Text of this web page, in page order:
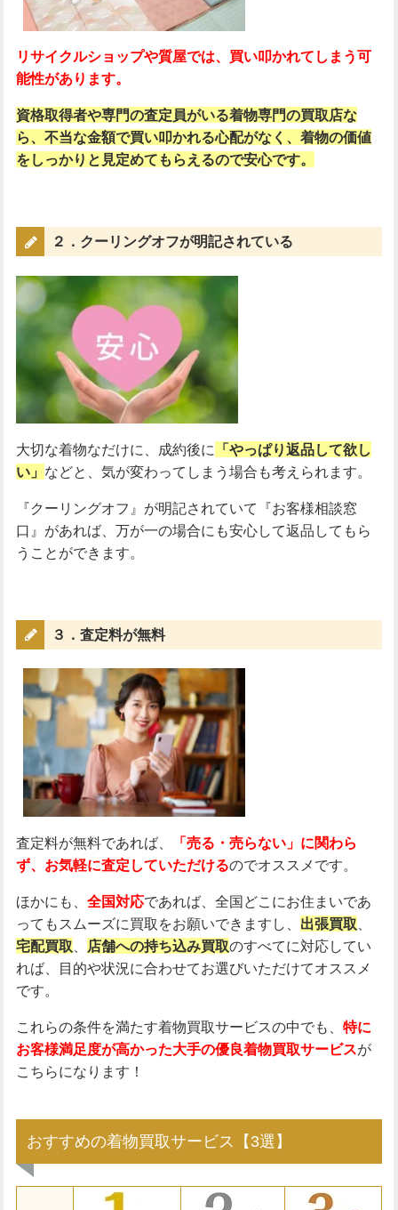
リサイクルショップや質屋では、買い叩かれてしまう可
能性があります。
資格取得者や専門の査定員がいる着物専門の買取店な
ら、不当な金額で買い叩かれる心配がなく、着物の価値
をしっかりと見定めてもらえるので安心です。
２．クーリングオフが明記されている
大切な着物なだけに、成約後に 「やっぱり返品して欲し
い」 などと、気が変わってしまう場合も考えられます。
『クーリングオフ』が明記されていて『お客様相談窓
口』があれば、万が一の場合にも安心して返品してもら
うことができます。
３．査定料が無料
査定料が無料であれば、
「売る・売らない」に関わら
ず、お気軽に査定していただけるのでオススメです。
ほかにも、 全国対応であれば、全国どこにお住まいであ
ってもスムーズに買取をお願いできますし、 出張買取
宅配買取
店舗への持ち込み買取のすべてに対応してい
れば、目的や状況に合わせてお選びいただけてオススメ
です。
これらの条件を満たす着物買取サービスの中でも、 特に
お客様満足度が高かった大手の優良着物買取サービスが
こちらになります！
おすすめの着物買取サービス【3選】